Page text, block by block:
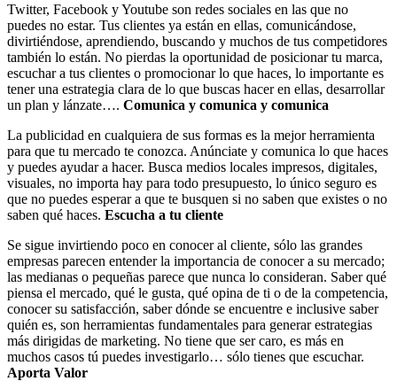
Twitter, Facebook y Youtube son redes sociales en las que no
puedes no estar. Tus clientes ya están en ellas, comunicándose,
divirtiéndose, aprendiendo, buscando y muchos de tus competidores
también lo están. No pierdas la oportunidad de posicionar tu marca,
escuchar a tus clientes o promocionar lo que haces, lo importante es
tener una estrategia clara de lo que buscas hacer en ellas, desarrollar
un plan y lánzate…. Comunica y comunica y comunica
La publicidad en cualquiera de sus formas es la mejor herramienta
para que tu mercado te conozca. Anúnciate y comunica lo que haces
y puedes ayudar a hacer. Busca medios locales impresos, digitales,
visuales, no importa hay para todo presupuesto, lo único seguro es
que no puedes esperar a que te busquen si no saben que existes o no
saben qué haces. Escucha a tu cliente
Se sigue invirtiendo poco en conocer al cliente, sólo las grandes
empresas parecen entender la importancia de conocer a su mercado;
las medianas o pequeñas parece que nunca lo consideran. Saber qué
piensa el mercado, qué le gusta, qué opina de ti o de la competencia,
conocer su satisfacción, saber dónde se encuentre e inclusive saber
quién es, son herramientas fundamentales para generar estrategias
más dirigidas de marketing. No tiene que ser caro, es más en
muchos casos tú puedes investigarlo… sólo tienes que escuchar.
Aporta Valor